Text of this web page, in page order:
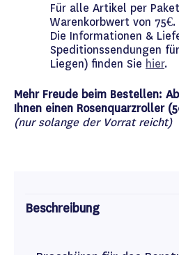
Für alle Artikel per
Warenkorbwert von 75€.
Die Informationen &
Speditionssendungen
Liegen) finden Sie hier.
Mehr Freude beim Bestellen:
Ihnen einen Rosenquarzroller
(nur solange der Vorrat reicht)
Beschreibung